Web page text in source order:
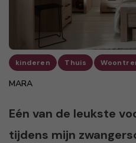
kinderen Thuis
MARA
Eén van de leukste
tijdens mijn